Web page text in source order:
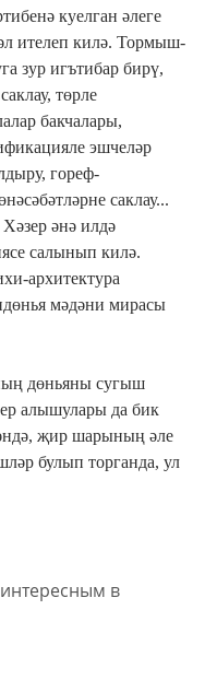
куелган әлеге
ителеп килә. Тормыш-
зур игътибар бирү,
төрле
бакчалары,
эшчеләр
гореф-
саклау...
әнә илдә
салынып килә.
архитектура
мәдәни мирасы
дөньяны сугыш
алышулары да бик
җир шарының әле
булып торганда, ул
в